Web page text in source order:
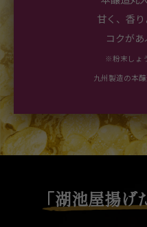
甘く、香り
コクがあ
※粉末しょ
九州製造の本
「湖池屋揚